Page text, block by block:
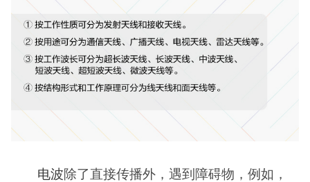
电波除了直接传播外，遇到障碍物，例如，